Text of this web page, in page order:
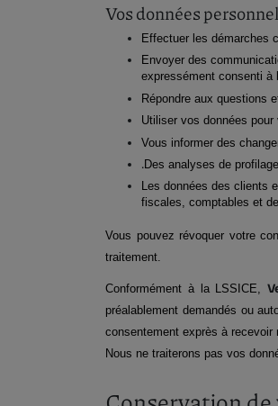
Vos données
Effectuer les démarches
Envoyer des
expressément consenti à
Répondre aux questions
Utiliser vos données
Vous informer des
.Des analyses de
Les données des clients
fiscales, comptables et
Vous pouvez révoquer votre
traitement.
Conformément à la LSSICE,
préalablement demandés ou
consentement exprès à recevoir
Nous ne traiterons pas vos